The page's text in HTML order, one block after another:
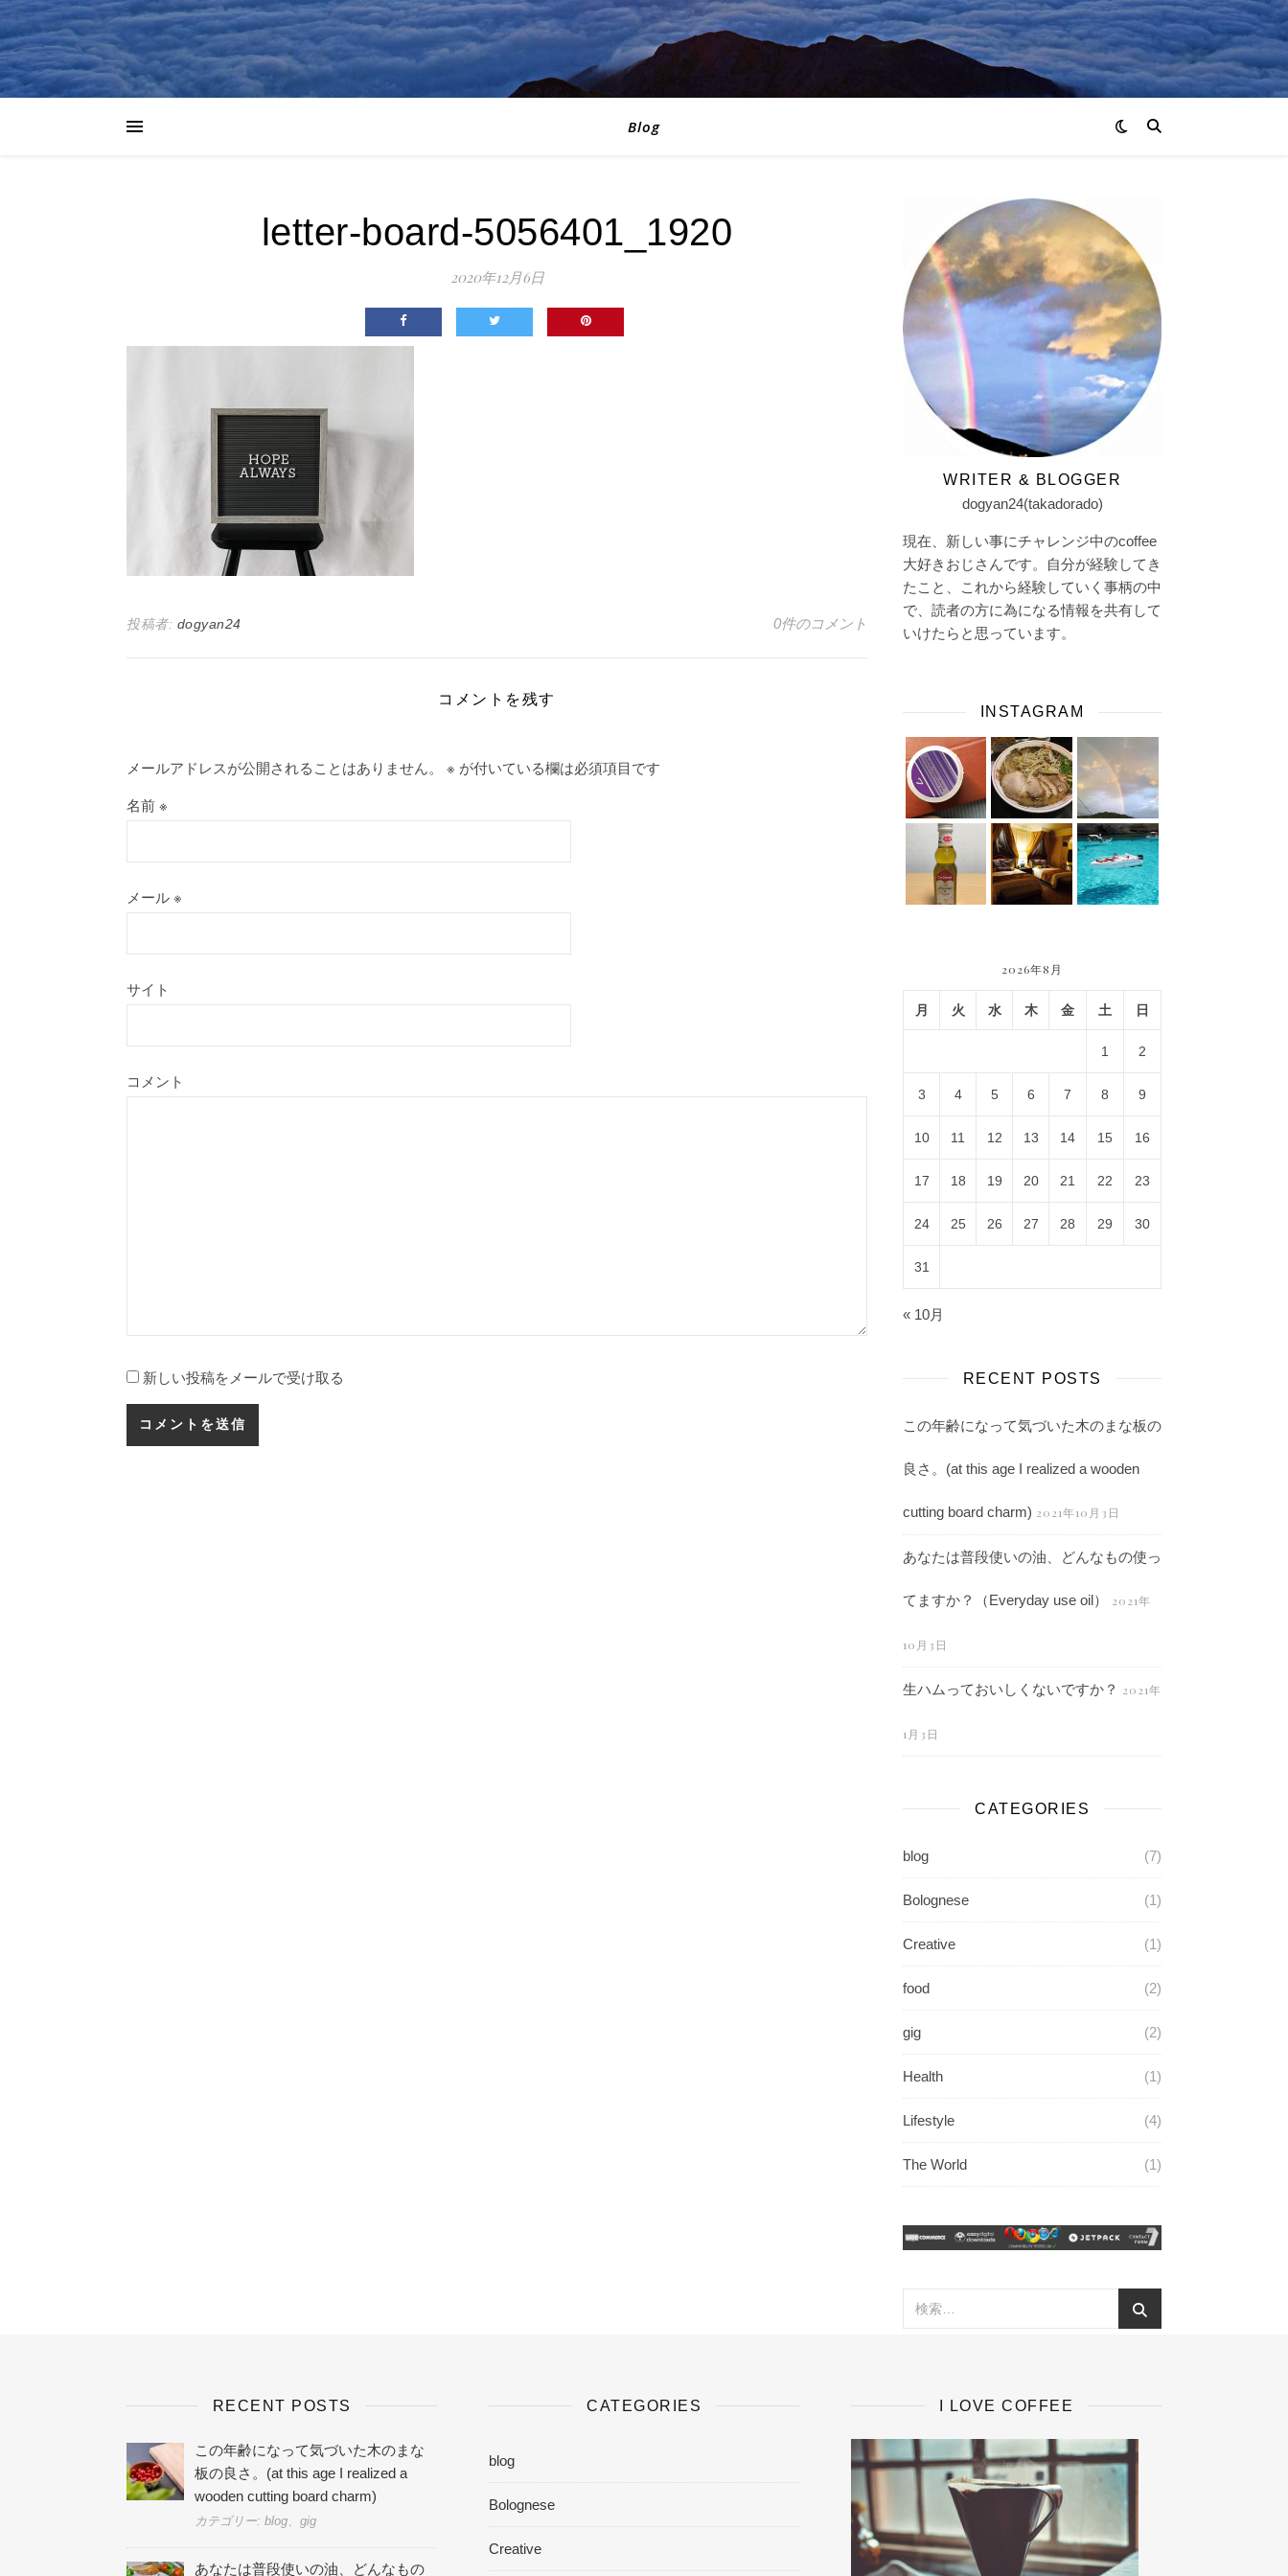
Blog
letter-board-5056401_1920
2020年12月6日
投稿者: dogyan24 0件のコメント
コメントを残す
メールアドレスが公開されることはありません。 ※ が付いている欄は必須項目です
名前 ※
メール ※
サイト
コメント
新しい投稿をメールで受け取る
WRITER & BLOGGER
dogyan24(takadorado)
現在、新しい事にチャレンジ中のcoffee
大好きおじさんです。自分が経験してき
たこと、これから経験していく事柄の中
で、読者の方に為になる情報を共有して
いけたらと思っています。
INSTAGRAM
2026年8月
月 火 水 木 金 土 日
1 2
3 4 5 6 7 8 9
10 11 12 13 14 15 16
17 18 19 20 21 22 23
24 25 26 27 28 29 30
31
« 10月
RECENT POSTS
この年齢になって気づいた木のまな板の
良さ。(at this age I realized a wooden
cutting board charm) 2021年10月3日
あなたは普段使いの油、どんなもの使っ
てますか？（Everyday use oil） 2021年
10月3日
生ハムっておいしくないですか？ 2021年
1月3日
CATEGORIES
blog (7)
Bolognese (1)
Creative (1)
food (2)
gig (2)
Health (1)
Lifestyle (4)
The World (1)
RECENT POSTS
この年齢になって気づいた木のまな
板の良さ。(at this age I realized a
wooden cutting board charm)
カテゴリー: blog、gig
あなたは普段使いの油、どんなもの
CATEGORIES
blog
Bolognese
Creative
I LOVE COFFEE